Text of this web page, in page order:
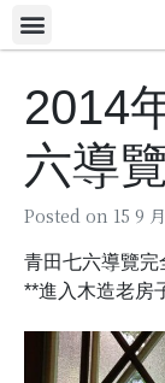
2014
六導
Posted on 15 9
青田七六導覽
**進入木造老房